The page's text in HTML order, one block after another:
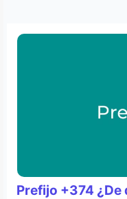
Prefijo +374 ¿De